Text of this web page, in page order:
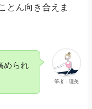
とん向き合えま
筆者：理美
められ